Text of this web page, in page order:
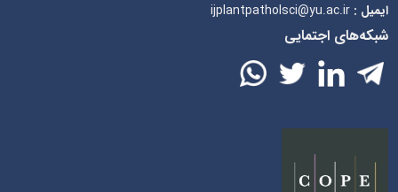
ایمیل : ijplantpatholsci@yu.ac.ir
شبکه‌های اجتمایی